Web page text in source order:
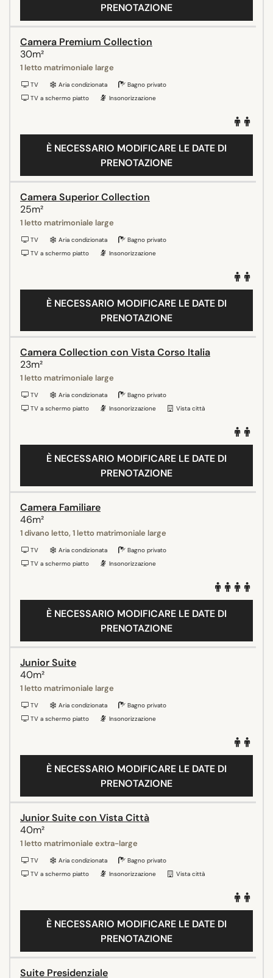
PRENOTAZIONE
Camera Premium Collection
30m²
1 letto matrimoniale large
TV Aria condizionata
Bagno privato
TV a schermo piatto
Insonorizzazione
È NECESSARIO MODIFICARE LE DATE DI
PRENOTAZIONE
Camera Superior Collection
25m²
1 letto matrimoniale large
TV Aria condizionata
Bagno privato
TV a schermo piatto
Insonorizzazione
È NECESSARIO MODIFICARE LE DATE DI
PRENOTAZIONE
Camera Collection con Vista Corso Italia
23m²
1 letto matrimoniale large
TV Aria condizionata
Bagno privato
TV a schermo piatto
Insonorizzazione Vista città
È NECESSARIO MODIFICARE LE DATE DI
PRENOTAZIONE
Camera Familiare
46m²
1 divano letto, 1 letto matrimoniale large
TV Aria condizionata
Bagno privato
TV a schermo piatto
Insonorizzazione
È NECESSARIO MODIFICARE LE DATE DI
PRENOTAZIONE
Junior Suite
40m²
1 letto matrimoniale large
TV Aria condizionata
Bagno privato
TV a schermo piatto
Insonorizzazione
È NECESSARIO MODIFICARE LE DATE DI
PRENOTAZIONE
Junior Suite con Vista Città
40m²
1 letto matrimoniale extra-large
TV Aria condizionata
Bagno privato
TV a schermo piatto
Insonorizzazione Vista città
È NECESSARIO MODIFICARE LE DATE DI
PRENOTAZIONE
Suite Presidenziale